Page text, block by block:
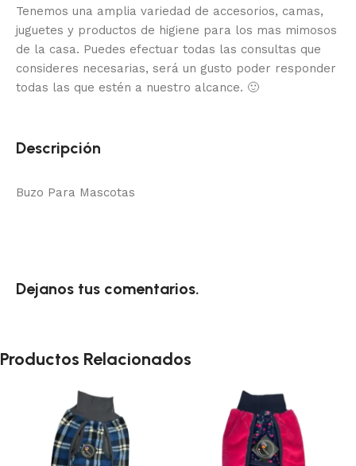
Tenemos una amplia variedad de accesorios, camas,
juguetes y productos de higiene para los mas mimosos
de la casa. Puedes efectuar todas las consultas que
consideres necesarias, será un gusto poder responder
todas las que estén a nuestro alcance. 🙂
Descripción
Buzo Para Mascotas
Dejanos tus comentarios.
Productos Relacionados